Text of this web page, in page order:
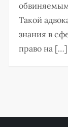
Такой
знания в
право на […]